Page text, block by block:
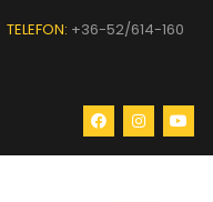
TELEFON: +36-52/614-160